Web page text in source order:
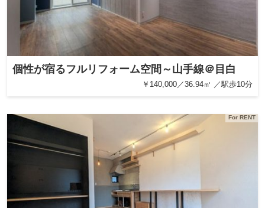
個性が宿るフルリフォーム空間～山手線＠目白
￥140,000／36.94㎡ ／駅歩10分
For RENT